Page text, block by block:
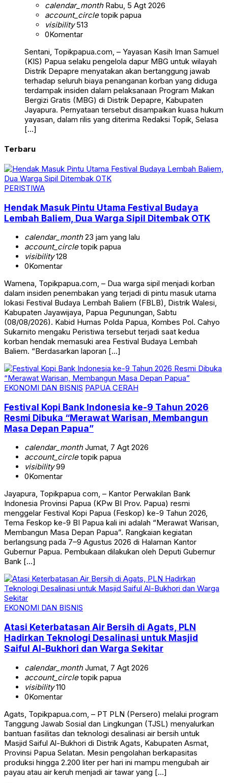
calendar_monthRabu, 5 Agt 2026
account_circletopik papua
visibility513
0Komentar
Sentani, Topikpapua.com, – Yayasan Kasih Iman Samuel
(KIS) Papua selaku pengelola dapur MBG untuk wilayah
Distrik Depapre menyatakan akan bertanggung jawab
terhadap seluruh biaya penanganan korban yang diduga
terdampak insiden dalam pelaksanaan Program Makan
Bergizi Gratis (MBG) di Distrik Depapre, Kabupaten
Jayapura. Pernyataan tersebut disampaikan kuasa hukum
yayasan, dalam rilis yang diterima Redaksi Topik, Selasa
[…]
Terbaru
PERISTIWA
Hendak Masuk Pintu Utama Festival Budaya
Lembah Baliem, Dua Warga Sipil Ditembak OTK
calendar_month23 jam yang lalu
account_circletopik papua
visibility128
0Komentar
Wamena, Topikpapua.com, – Dua warga sipil menjadi korban
dalam insiden penembakan yang terjadi di pintu masuk utama
lokasi Festival Budaya Lembah Baliem (FBLB), Distrik Walesi,
Kabupaten Jayawijaya, Papua Pegunungan, Sabtu
(08/08/2026). Kabid Humas Polda Papua, Kombes Pol. Cahyo
Sukarnito mengaku Peristiwa tersebut terjadi saat kedua
korban hendak memasuki area Festival Budaya Lembah
Baliem. “Berdasarkan laporan […]
EKONOMI DAN BISNIS PAPUA CERAH
Festival Kopi Bank Indonesia ke-9 Tahun 2026
Resmi Dibuka “Merawat Warisan, Membangun
Masa Depan Papua”
calendar_monthJumat, 7 Agt 2026
account_circletopik papua
visibility99
0Komentar
Jayapura, Topikpapua com, – Kantor Perwakilan Bank
Indonesia Provinsi Papua (KPw BI Prov. Papua) resmi
menggelar Festival Kopi Papua (Feskop) ke-9 Tahun 2026,
Tema Feskop ke-9 BI Papua kali ini adalah “Merawat Warisan,
Membangun Masa Depan Papua”. Rangkaian kegiatan
berlangsung pada 7–9 Agustus 2026 di Halaman Kantor
Gubernur Papua. Pembukaan dilakukan oleh Deputi Gubernur
Bank […]
EKONOMI DAN BISNIS
Atasi Keterbatasan Air Bersih di Agats, PLN
Hadirkan Teknologi Desalinasi untuk Masjid
Saiful Al-Bukhori dan Warga Sekitar
calendar_monthJumat, 7 Agt 2026
account_circletopik papua
visibility110
0Komentar
Agats, Topikpapua.com, – PT PLN (Persero) melalui program
Tanggung Jawab Sosial dan Lingkungan (TJSL) menyalurkan
bantuan fasilitas dan teknologi desalinasi air bersih untuk
Masjid Saiful Al-Bukhori di Distrik Agats, Kabupaten Asmat,
Provinsi Papua Selatan. Mesin pengolahan berkapasitas
produksi hingga 2.200 liter per hari ini mampu mengubah air
payau atau air keruh menjadi air tawar yang […]